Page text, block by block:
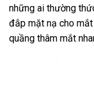
những ai thường
đắp mặt nạ cho
quầng thâm mắt